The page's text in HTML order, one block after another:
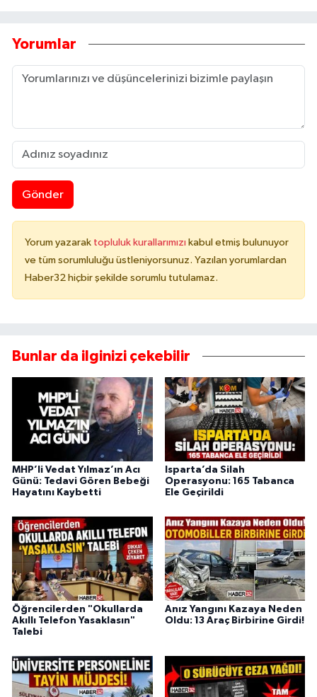
Yorumlar
Gönder
Yorum yazarak topluluk kurallarımızı kabul etmiş bulunuyor
ve tüm sorumluluğu üstleniyorsunuz. Yazılan yorumlardan
Haber32 hiçbir şekilde sorumlu tutulamaz.
Bunlar da ilginizi çekebilir
MHP’li Vedat Yılmaz’ın Acı
Günü: Tedavi Gören Bebeği
Hayatını Kaybetti
Isparta’da Silah
Operasyonu: 165 Tabanca
Ele Geçirildi
Öğrencilerden "Okullarda
Akıllı Telefon Yasaklasın"
Talebi
Anız Yangını Kazaya Neden
Oldu: 13 Araç Birbirine Girdi!